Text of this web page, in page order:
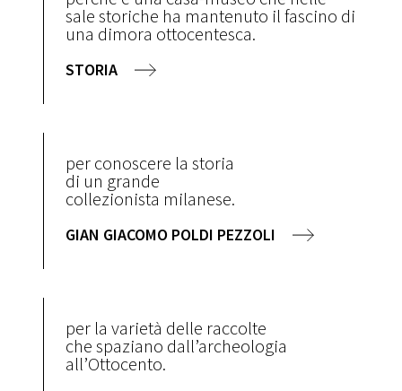
sale storiche ha mantenuto il fascino di
una dimora ottocentesca.
STORIA
per conoscere la storia
di un grande
collezionista milanese.
GIAN GIACOMO POLDI PEZZOLI
per la varietà delle raccolte
che spaziano dall’archeologia
all’Ottocento.